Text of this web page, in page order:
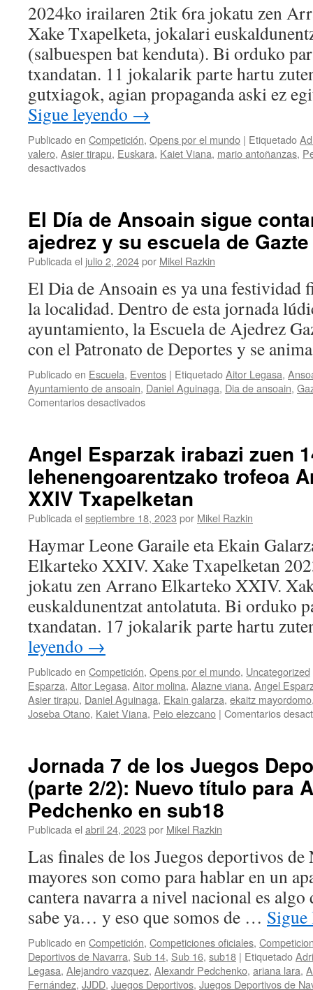
equipo
sub18
compite
hasta
el
final
pese
a
la
presión
añadida
del
2024ko irailaren 2tik 6ra jokatu zen
Xake Txapelketa, jokalari
(salbuespen bat kenduta). Bi orduko
txandatan. 11 jokalarik parte hartu
gutxiagok, agian propaganda aski ez
Sigue leyendo →
Publicado en Competición, Opens por el mundo | Etiquetado
valero, Asier tirapu, Euskara, Kaiet Viana, mario antoñanzas,
desactivadosen
jokalari
Arrano
Elkarteko
XXV.
Txapelketan
El Día de Ansoain sigue
ajedrez y su escuela de
Publicada el julio 2, 2024por Mikel Razkin
El Dia de Ansoain es ya una festividad
la localidad. Dentro de esta jornada
ayuntamiento, la Escuela de Ajedrez
con el Patronato de Deportes y se
Publicado en Escuela, Eventos | EtiquetadoAitor Legasa,
Ayuntamiento de ansoain, Daniel Aguinaga, Dia de ansoain,
Comentarios desactivadosen
Ansoain
sigue
contando
con
el
ajedrez
y
su
escuela
de
Gazte
Berriak
Angel Esparzak irabazi zuen
lehenengoarentzako trofeoa
XXIV Txapelketan
Publicada el septiembre 18, 2023 por Mikel Razkin
Haymar Leone Garaile eta Ekain
Elkarteko XXIV. Xake Txapelketan
jokatu zen Arrano Elkarteko XXIV.
euskaldunentzat antolatuta. Bi orduko
txandatan. 17 jokalarik parte hartu
leyendo →
Publicado en Competición, Opens por el mundo, Uncategorized
Esparza, Aitor Legasa, Aitor molina, Alazne viana, Angel
Asier tirapu, Daniel Aguinaga, Ekain galarza, ekaitz mayordomo
Joseba Otano, Kaiet Viana, Peio elezcano | Comentarios
Jornada 7 de los Juegos
(parte 2/2): Nuevo título para
Pedchenko en sub18
Publicada el abril 24, 2023 por Mikel Razkin
Las finales de los Juegos deportivos de
mayores son como para hablar en un
cantera navarra a nivel nacional es
sabe ya… y eso que somos de …
Publicado en Competición, Competiciones oficiales,
Deportivos de Navarra, Sub 14, Sub 16, sub18 | Etiquetado
Legasa, Alejandro vazquez, Alexandr Pedchenko, ariana lara,
Fernández, JJDD, Juegos Deportivos, Juegos Deportivos de